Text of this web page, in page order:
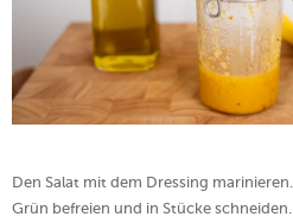
Den Salat mit dem Dressing
Grün befreien und in Stücke schneiden.